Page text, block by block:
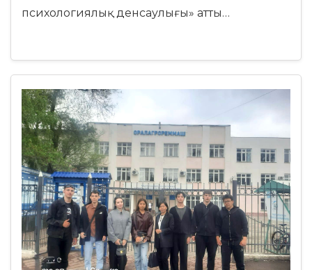
психологиялық денсаулығы» атты…